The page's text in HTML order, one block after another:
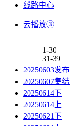
线路中心
云播放③
|
1-30
31-39
20250603发
20250607集
20250614下
20250614上
20250621下